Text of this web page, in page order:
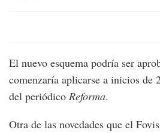
El nuevo esquema podría ser
comenzaría aplicarse a inicios de
del periódico Reforma.
Otra de las novedades que el